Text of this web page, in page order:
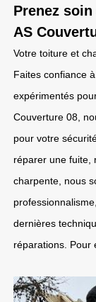
Prenez
AS
Votre toiture et
Faites confiance
expérimentés
Couverture 08,
pour votre
réparer une fuite,
charpente, nous
dernières
réparations. Pour